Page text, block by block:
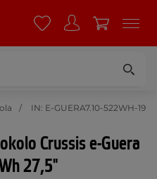
IN: E-GUERA7.10-522WH-19
Crussis e-Guera
27,5"